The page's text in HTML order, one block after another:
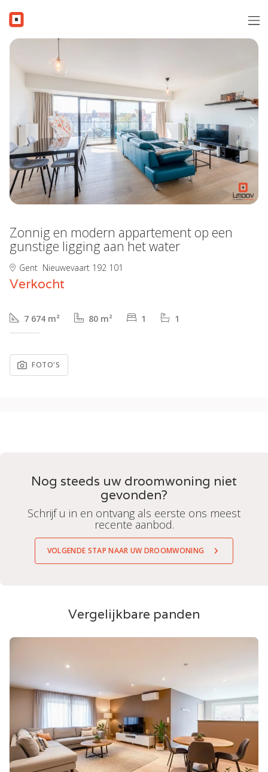
Over i-Moov
Inschrijven
Aanbod
Verkocht
Contact
Gratis schatting
Previous
Gent Nieuwevaart 192 101
Verkocht
7 674 m² 80 m² 1 1
Zonnig en modern appartement op een
gunstige ligging aan het water
FOTO'S
Nog steeds uw droomwoning niet
gevonden?
Schrijf u in en ontvang als eerste ons meest
recente aanbod.
VOLGENDE STAP NAAR UW DROOMWONING
Vergelijkbare panden